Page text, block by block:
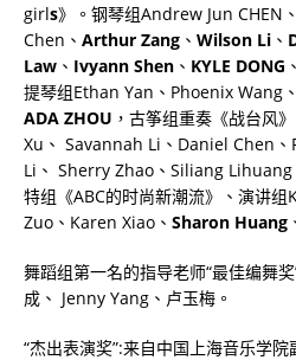
girls》。钢琴组Andrew Jun CHEN 、
Chen 、 Arthur Zang 、 Wilson Li 、
Law 、 Ivyann Shen 、 KYLE DONG 、
提琴组Ethan Yan 、 Phoenix Wang 、
ADA ZHOU ，古筝组重奏《战台风
Xu 、 Savannah Li 、 Daniel Chen 、
Li 、 Sherry Zhao 、 Siliang Lihuang
特组《ABC的时尚新潮流》、演讲组
Zuo 、 Karen Xiao 、 Sharon Huang
舞蹈组第一名的指导老师“最佳编舞奖
成、 Jenny Yang 、卢玉梅。
“杰出表演奖”:来自中国上海音乐学院